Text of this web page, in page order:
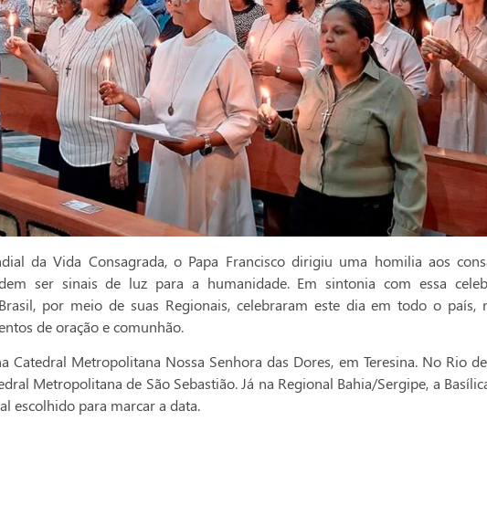
da Vida Consagrada, o Papa Francisco dirigiu uma homilia aos
ser sinais de luz para a humanidade. Em sintonia com essa
por meio de suas Regionais, celebraram este dia em todo o país,
de oração e comunhão.
Catedral Metropolitana Nossa Senhora das Dores, em Teresina. No Rio
Metropolitana de São Sebastião. Já na Regional Bahia/Sergipe, a
escolhido para marcar a data.